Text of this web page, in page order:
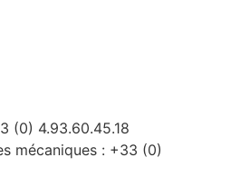
(0) 4.93.60.45.18
mécaniques : +33 (0)